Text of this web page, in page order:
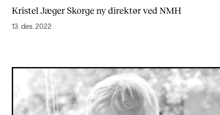
Kristel Jæger Skorge ny direktør ved NMH
13. des. 2022